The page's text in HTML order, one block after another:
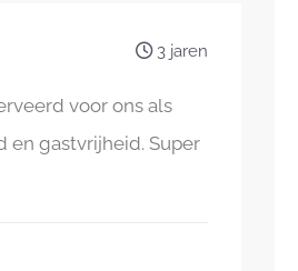
3 jaren
voor ons als
en gastvrijheid. Super